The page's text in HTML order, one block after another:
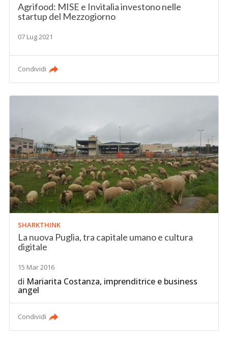
Agrifood: MISE e Invitalia investono nelle
startup del Mezzogiorno
07 Lug 2021
Condividi
SHARKTHINK
La nuova Puglia, tra capitale umano e cultura
digitale
15 Mar 2016
di Mariarita Costanza, imprenditrice e business
angel
Condividi